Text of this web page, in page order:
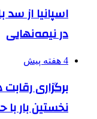
اسپانیا از
در نیمه‌نهایی
4 هفته پیش
برگزاری
نخستین بار با